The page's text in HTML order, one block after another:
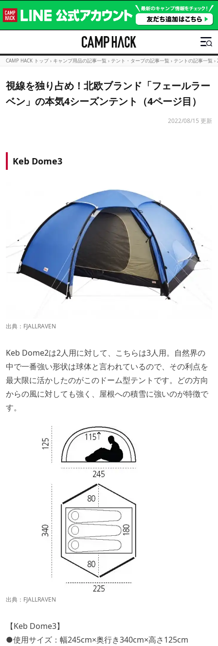
CAMP HACK トップ › キャンプ用品の記事一覧 › テント・タープの記事一覧 › テントの記事一覧 ›
視線を独り占め！北欧ブランド「フェールラー
ベン」の本気4シーズンテント（4ページ目）
2022/08/15 更新
Keb Dome3
出典： FJALLRAVEN
Keb Dome2は2人用に対して、こちらは3人用。自然界の
中で一番強い形状は球体と言われているので、その利点を
最大限に活かしたのがこのドーム型テントです。どの方向
からの風に対しても強く、屋根への積雪に強いのが特徴で
す。
出典： FJALLRAVEN
【Keb Dome3】
●使用サイズ：幅245cm×奥行き340cm×高さ125cm